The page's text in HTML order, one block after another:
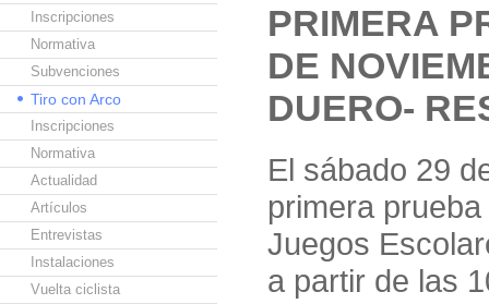
Inscripciones
Normativa
Subvenciones
Tiro con Arco
Inscripciones
Normativa
Actualidad
Artículos
Entrevistas
Instalaciones
Vuelta ciclista
PRIMERA
DE
DUERO-
El sábado 29
primera
Juegos
a partir de las